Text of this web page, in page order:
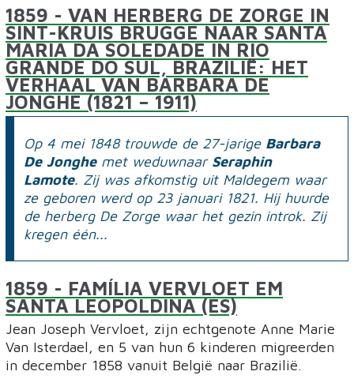
1859 - VAN HERBERG DE ZORGE IN
SINT-KRUIS BRUGGE NAAR SANTA
MARIA DA SOLEDADE IN RIO
GRANDE DO SUL, BRAZILIË: HET
VERHAAL VAN BARBARA DE
JONGHE (1821 – 1911)
Op 4 mei 1848 trouwde de 27-jarigeBarbara
De Jonghe met weduwnaar Seraphin
Lamote. Zij was afkomstig uit Maldegem waar
ze geboren werd op 23 januari 1821. Hij huurde
de herberg De Zorge waar het gezin introk. Zij
kregen één...
1859 - FAMÍLIA VERVLOET EM
SANTA LEOPOLDINA (ES)
Jean Joseph Vervloet, zijn echtgenote Anne Marie
Van Isterdael, en 5 van hun 6 kinderen migreerden
in december 1858 vanuit België naar Brazilië.